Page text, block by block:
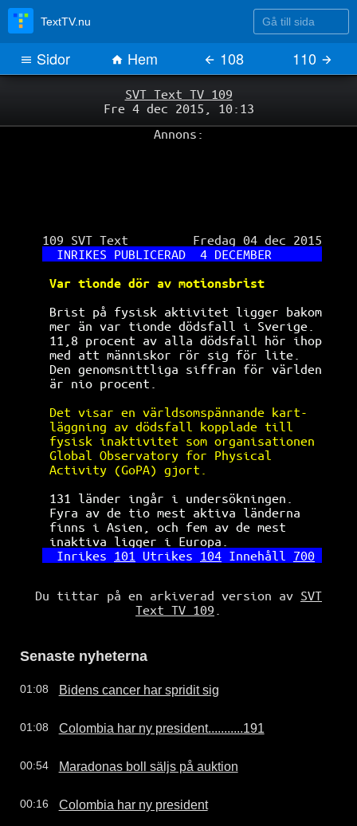
SVT Text TV 109
Fre 4 dec 2015, 10:13
Annons:
109 SVT Text         Fredag 04 dec 2015
INRIKES PUBLICERAD  4 DECEMBER
Var tionde dör av motionsbrist
Brist på fysisk aktivitet ligger bakom
mer än var tionde dödsfall i Sverige.
11,8 procent av alla dödsfall hör ihop
med att människor rör sig för lite.
Den genomsnittliga siffran för världen
är nio procent.
Det visar en världsomspännande kart-
läggning av dödsfall kopplade till
fysisk inaktivitet som organisationen
Global Observatory for Physical
Activity (GoPA) gjort.
131
länder ingår i undersökningen.
Fyra av de tio mest aktiva länderna
finns i Asien, och fem av de mest
inaktiva ligger i Europa.
Inrikes 101 Utrikes 104 Innehåll 700
Du tittar på en arkiverad version av SVT
Text TV 109
Senaste nyheterna
01:08 Bidens cancer har spridit sig
01:08 Colombia har ny president...........191
00:54 Maradonas boll säljs på auktion
00:16 Colombia har ny president
TextTV.nu Gå till sida
Sidor Hem 108 110